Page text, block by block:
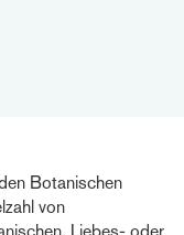
Botanischen
von